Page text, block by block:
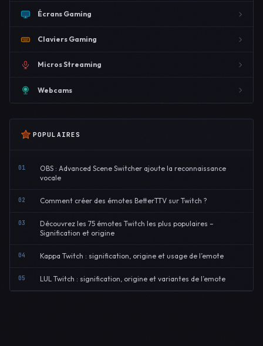
Écrans Gaming
Claviers Gaming
Micros Streaming
Webcams
POPULAIRES
01
OBS : Advanced Scene Switcher ajoute la reconnaissance
vocale
02 Comment créer des émotes BetterTTV sur Twitch ?
03
Découvrez les 75 émotes Twitch les plus populaires –
Signification et origine
04 Kappa Twitch : signification, origine et usage de l’emote
05 LUL Twitch : signification, origine et variantes de l’emote